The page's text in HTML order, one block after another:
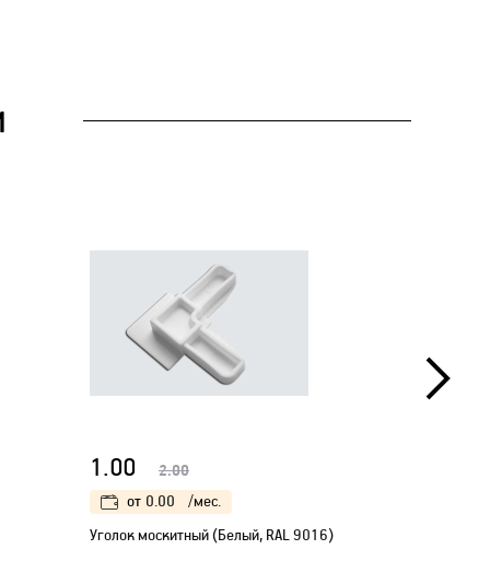
1.00 2.00
от 0.00
/мес.
Уголок москитный (Белый, RAL 9016)